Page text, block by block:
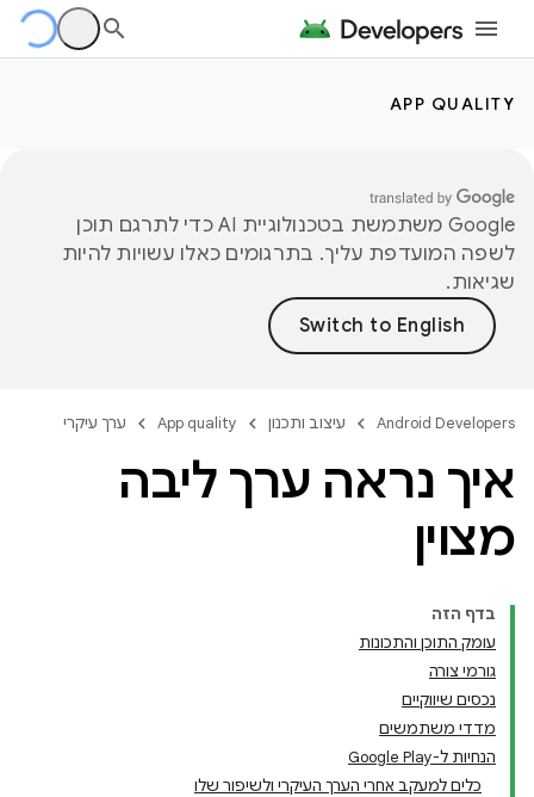
APP QUALITY
‫Google משתמשת בטכנולוגיית AI כדי לתרגם תוכן
לשפה המועדפת עליך. בתרגומים כאלו עשויות להיות
שגיאות.
Android Developers עיצוב ותכנון App quality ערך עיקרי
איך נראה ערך ליבה
מצוין
בדף הזה
עומק התוכן והתכונות
גורמי צורה
נכסים שיווקיים
מדדי משתמשים
הנחיות ל-Google Play
כלים למעקב אחרי הערך העיקרי ולשיפור שלו